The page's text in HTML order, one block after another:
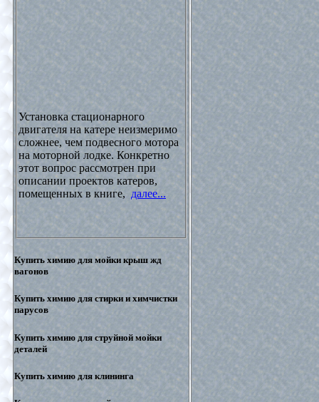
Установка стационарного
двигателя на катере неизмеримо
сложнее, чем подвесного мотора
на моторной лодке. Конкретно
этот вопрос рассмотрен при
описании проектов катеров,
помещенных в книге, далее...
Купить химию для мойки крыш жд
вагонов
Купить химию для стирки и химчистки
парусов
Купить химию для струйной мойки
деталей
Купить химию для клининга